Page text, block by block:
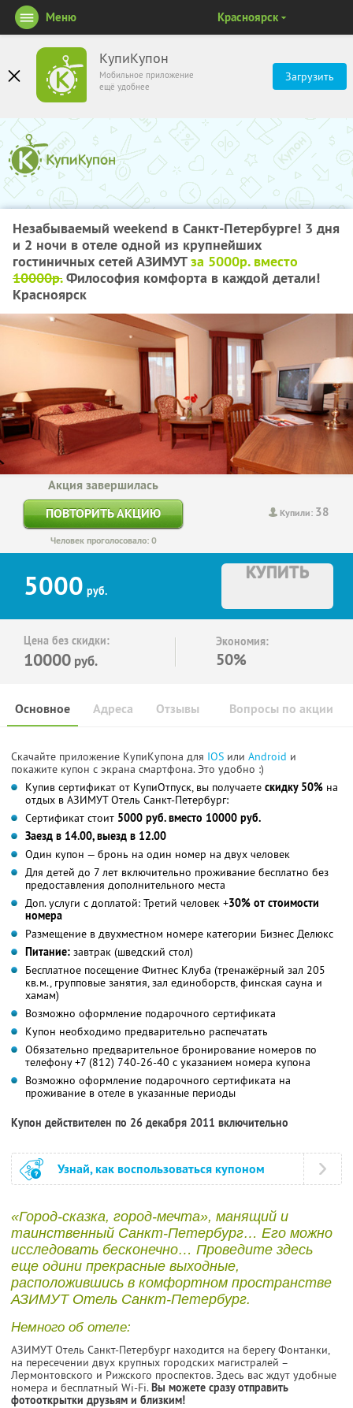
КупиКупон
Мобильное приложение
ещё удобнее
Загрузить
Меню Красноярск
Незабываемый weekend в Санкт-Петербурге! 3 дня
и 2 ночи в отеле одной из крупнейших
гостиничных сетей АЗИМУТза 5000р. вместо
10000р.Философия комфорта в каждой детали!
Красноярск
Купили: 38
Акция завершилась
ПОВТОРИТЬ АКЦИЮ
Человек проголосовало: 0
5000 руб.
КУПИТЬ
Цена без скидки:
10000 руб.
Экономия:
50%
Основное Отзывы Вопросы по акции
Адреса
Скачайте приложение КупиКупона для IOS или Android и
покажите купон с экрана смартфона. Это удобно :)
Купив сертификат от КупиОтпуск, вы получаете скидку 50% на
отдых в АЗИМУТ Отель Санкт-Петербург:
Сертификат стоит 5000 руб. вместо 10000 руб.
Заезд в 14.00, выезд в 12.00
Один купон — бронь на один номер на двух человек
Для детей до 7 лет включительно проживание бесплатно без
предоставления дополнительного места
Доп. услуги с доплатой: Третий человек +30% от стоимости
номера
Размещение в двухместном номере категории Бизнес Делюкс
Питание: завтрак (шведский стол)
Бесплатное посещение Фитнес Клуба (тренажёрный зал 205
кв.м., групповые занятия, зал единоборств, финская сауна и
хамам)
Возможно оформление подарочного сертификата
Купон необходимо предварительно распечатать
Обязательно предварительное бронирование номеров по
телефону +7 (812) 740-26-40 с указанием номера купона
Возможно оформление подарочного сертификата на
проживание в отеле в указанные периоды
Купон действителен по 26 декабря 2011 включительно
Узнай, как воспользоваться купоном
«Город-сказка, город-мечта», манящий и
таинственный Санкт-Петербург… Его можно
исследовать бесконечно… Проведите здесь
еще одини прекрасные выходные,
расположившись в комфортном пространстве
АЗИМУТ Отель Санкт-Петербург.
Немного об отеле:
АЗИМУТ Отель Санкт-Петербург находится на берегу Фонтанки,
на пересечении двух крупных городских магистралей –
Лермонтовского и Рижского проспектов. Здесь вас ждут удобные
номера и бесплатный Wi-Fi.Вы можете сразу отправить
фотооткрытки друзьям и близким!